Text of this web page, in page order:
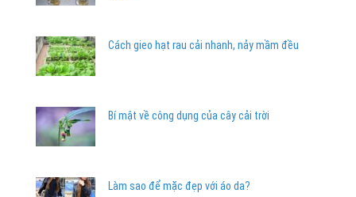
Cách gieo hạt rau cải nhanh, nảy mầm đều
Bí mật về công dụng của cây cải trời
Làm sao để mặc đẹp với áo da?